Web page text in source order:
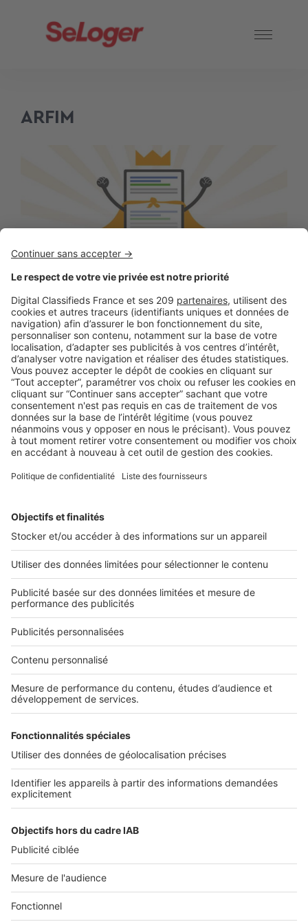
ARFIM
AU QUOTIDIEN
Google change les règles du mobile.
Comment savoir si votre site internet
est prêt ?
Le 21 avril 2015, Google valorisera les sites internet adaptés
à la lecture pour mobile. Cette nouvelle ...
2 rue des Italiens 75009 Paris
01 53 38 80 00
Nos solutions pro
Actualités pro
Nous contacter
Connexion à My SeLoger Pro
Espace Presse